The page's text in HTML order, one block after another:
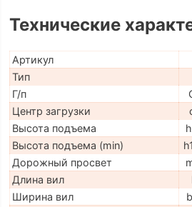
Технические
Артикул
Тип
Г/п
Центр загрузки
Высота подъема
Высота подъема (min)
Дорожный просвет
Длина вил
Ширина вил